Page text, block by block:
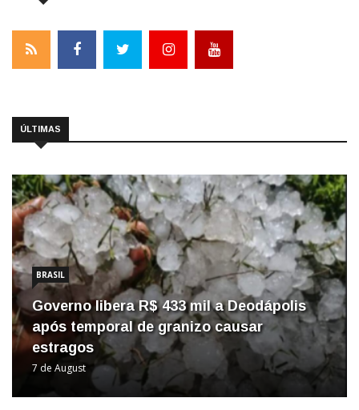
ÚLTIMAS
BRASIL
Governo libera R$ 433 mil a Deodápolis
após temporal de granizo causar
estragos
7 de August